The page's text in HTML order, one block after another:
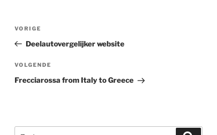
Vorig
bericht
VORIGE
Deelautovergelijker website
Volgend
bericht
VOLGENDE
Frecciarossa from Italy to Greece